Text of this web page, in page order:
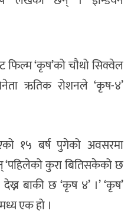
फिल्म ‘कृष’को चौथो सिक्वेल
ऋतिक रोशनले ‘कृष-४’
१५ बर्ष पुगेको अवसरमा
कुरा बितिसकेको छ
बाकी छ ‘कृष ४’ ।’ ‘कृष’
एक हो ।